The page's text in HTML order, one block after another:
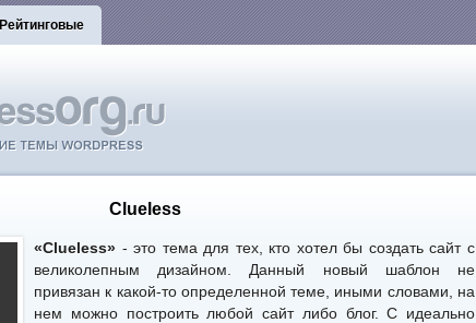
Рейтинговые
Clueless
«Clueless» - это тема для тех, кто хотел бы создать сайт с
великолепным дизайном. Данный новый шаблон не
привязан к какой-то определенной теме, иными словами, на
нем можно построить любой сайт либо блог. С идеально